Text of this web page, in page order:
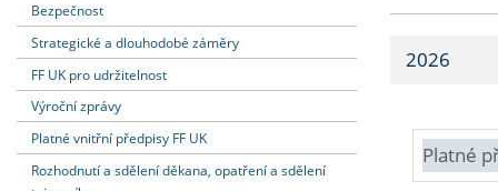
Dozvědět se více Strategie
Fakultní
Podat přihlášku Učitelské
Dozvědět se více
Dozvědět se více
Dozvědět se více
Bezpečnost
Strategické a dlouhodobé záměry
FF UK pro udržitelnost
Výroční zprávy
Platné vnitřní předpisy FF UK
Rozhodnutí a sdělení děkana, opatření a sdělení
2026
Platné